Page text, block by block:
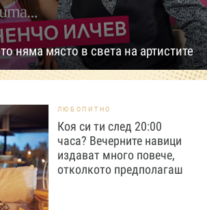
няма място в света на артистите
ЛЮБОПИТНО
Коя си ти след 20:00
часа? Вечерните навици
издават много повече,
отколкото предполагаш